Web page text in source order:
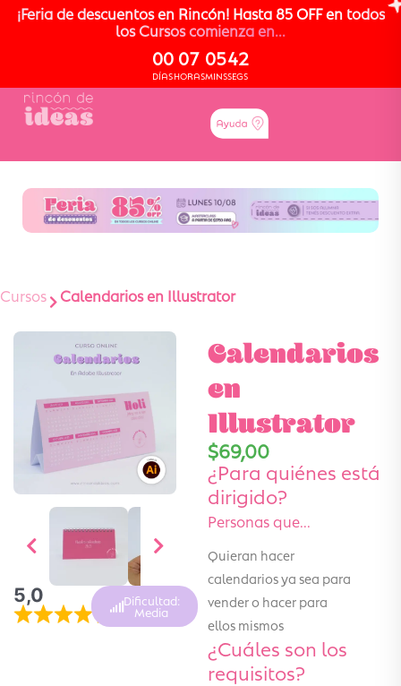
¡Feria de descuentos en Rincón! Hasta 85 OFF en todos
los Cursos comienza en...
00
DÍAS
07
HORAS
05
MINS
42
SEGS
Cursos Calendarios en Illustrator
5,0 Dificultad:
Media
Calendarios
en
Illustrator
$69,00
¿Para quiénes está
dirigido?
Personas que...
Quieran hacer
calendarios ya sea para
vender o hacer para
ellos mismos
¿Cuáles son los
requisitos?